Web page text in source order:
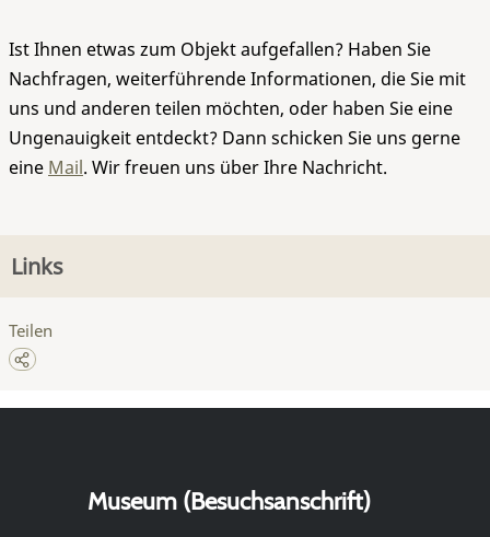
Ist Ihnen etwas zum Objekt aufgefallen? Haben Sie
Nachfragen, weiterführende Informationen, die Sie mit
uns und anderen teilen möchten, oder haben Sie eine
Ungenauigkeit entdeckt? Dann schicken Sie uns gerne
eine Mail. Wir freuen uns über Ihre Nachricht.
Links
Teilen
Museum (Besuchsanschrift)